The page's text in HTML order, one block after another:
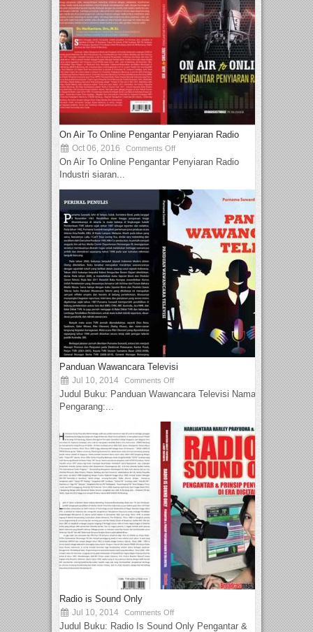
On Air To Online Pengantar Penyiaran Radio
Oct 06, 2016 Comments Off
On Air To Online Pengantar Penyiaran Radio
Industri siaran...
Panduan Wawancara Televisi
Jul 10, 2014 Comments Off
Judul Buku: Panduan Wawancara Televisi Nama
Pengarang:...
Radio is Sound Only
Jul 10, 2014 Comments Off
Judul Buku: Radio Is Sound Only Pengantar &